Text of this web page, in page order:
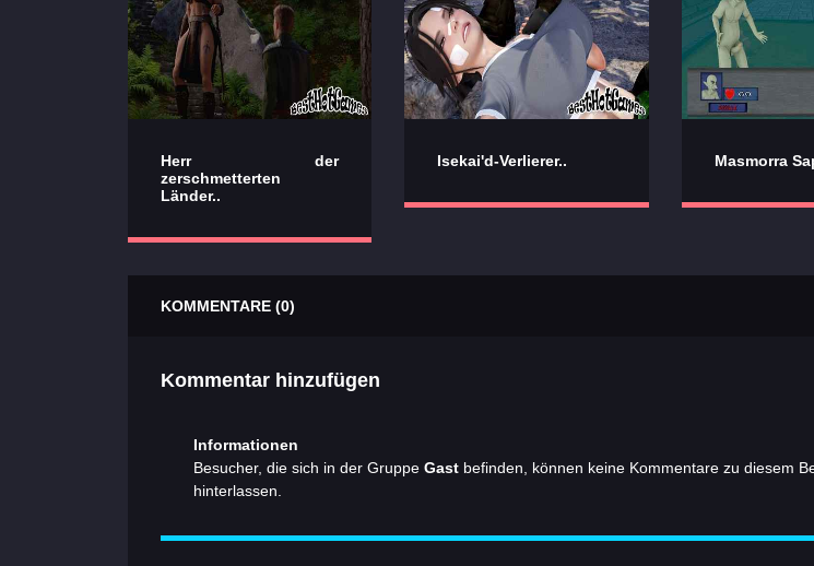
Herr der
zerschmetterten
Länder..
Isekai'd-Verlierer.. Masmorra
KOMMENTARE (0)
Kommentar hinzufügen
Informationen
Besucher, die sich in der Gruppe Gast befinden, können keine Kommentare zu diesem
hinterlassen.